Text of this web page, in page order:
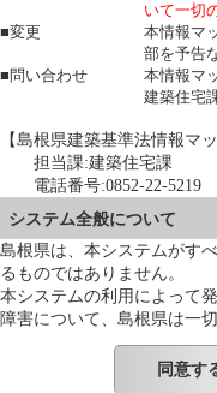
いて一切
■変更
本情報マ
部を予告
■問い合わせ
本情報マ
建築住宅
【島根県建築基準法情報マ
担当課:建築住宅課
電話番号:0852-22-5219
システム全般について
島根県は、本システムがす
るものではありません。
本システムの利用によって
障害について、島根県は一
同意す